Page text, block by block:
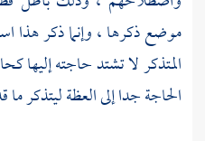
موضع ذكرها ، وإنما ذكر هذا
المتذكر لا تشتد حاجته إليها
الحاجة جدا إلى العظة ليتذكر ما